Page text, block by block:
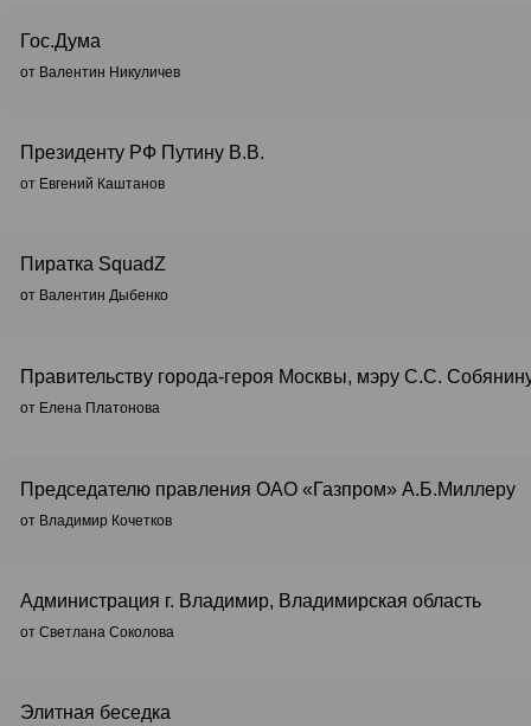
Гос.Дума
от Валентин Никуличев
Президенту РФ Путину В.В.
от Евгений Каштанов
Пиратка SquadZ
от Валентин Дыбенко
Правительству города-героя Москвы, мэру С.С.
от Елена Платонова
Председателю правления ОАО «Газпром» А.Б.Миллеру
от Владимир Кочетков
Администрация г. Владимир, Владимирская область
от Светлана Соколова
Элитная беседка